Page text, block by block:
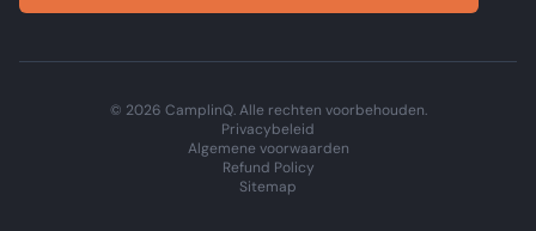
© 2026 CamplinQ. Alle rechten voorbehouden.
Privacybeleid
Algemene voorwaarden
Refund Policy
Sitemap